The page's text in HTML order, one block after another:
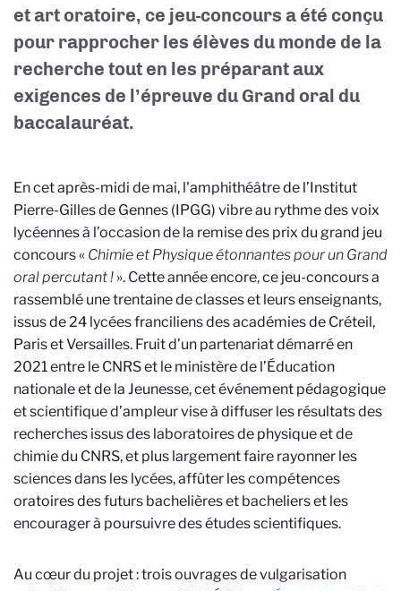
et art oratoire, ce jeu-concours a été conçu
pour rapprocher les élèves du monde de la
recherche tout en les préparant aux
exigences de l’épreuve du Grand oral du
baccalauréat.
En cet après-midi de mai, l'amphithéâtre de l’Institut
Pierre-Gilles de Gennes (IPGG) vibre au rythme des voix
lycéennes à l’occasion de la remise des prix du grand jeu
concours « Chimie et Physique étonnantes pour un Grand
oral percutant ! ». Cette année encore, ce jeu-concours a
rassemblé une trentaine de classes et leurs enseignants,
issus de 24 lycées franciliens des académies de Créteil,
Paris et Versailles. Fruit d’un partenariat démarré en
2021 entre le CNRS et le ministère de l’Éducation
nationale et de la Jeunesse, cet événement pédagogique
et scientifique d’ampleur vise à diffuser les résultats des
recherches issus des laboratoires de physique et de
chimie du CNRS, et plus largement faire rayonner les
sciences dans les lycées, affûter les compétences
oratoires des futurs bachelières et bacheliers et les
encourager à poursuivre des études scientifiques.
Au cœur du projet : trois ouvrages de vulgarisation